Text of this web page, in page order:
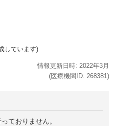
しています)
情報更新日時: 2022年3月
(医療機関ID: 268381)
ておりません。